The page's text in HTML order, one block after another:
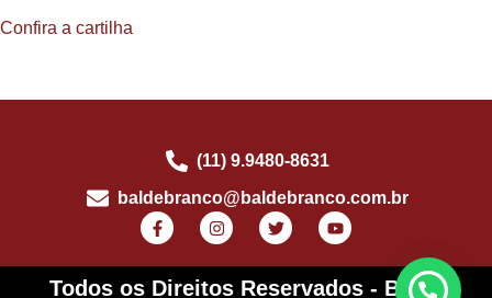
Confira a cartilha
(11) 9.9480-8631
baldebranco@baldebranco.com.br
Todos os Direitos Reservados - Balde